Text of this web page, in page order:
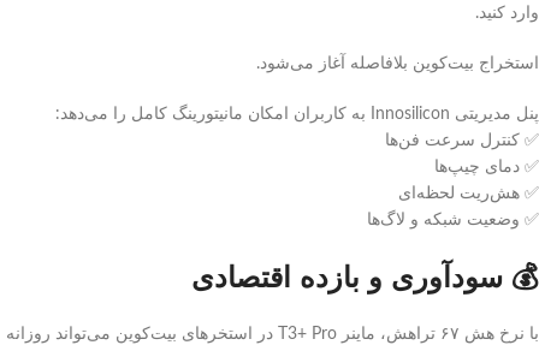
وارد کنید.
استخراج بیت‌کوین بلافاصله آغاز می‌شود.
پنل مدیریتی Innosilicon به کاربران امکان مانیتورینگ کامل را می‌دهد:
✅ کنترل سرعت فن‌ها
✅ دمای چیپ‌ها
✅ هش‌ریت لحظه‌ای
✅ وضعیت شبکه و لاگ‌ها
💰 سودآوری و بازده اقتصادی
با نرخ هش ۶۷ تراهش، ماینر T3+ Pro در استخرهای بیت‌کوین می‌تواند روزانه